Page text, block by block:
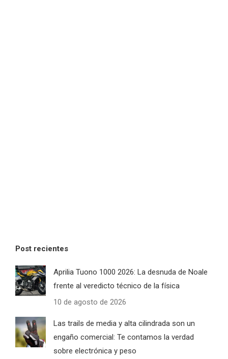
Post recientes
Aprilia Tuono 1000 2026: La desnuda de Noale
frente al veredicto técnico de la física
10 de agosto de 2026
Las trails de media y alta cilindrada son un
engaño comercial: Te contamos la verdad
sobre electrónica y peso